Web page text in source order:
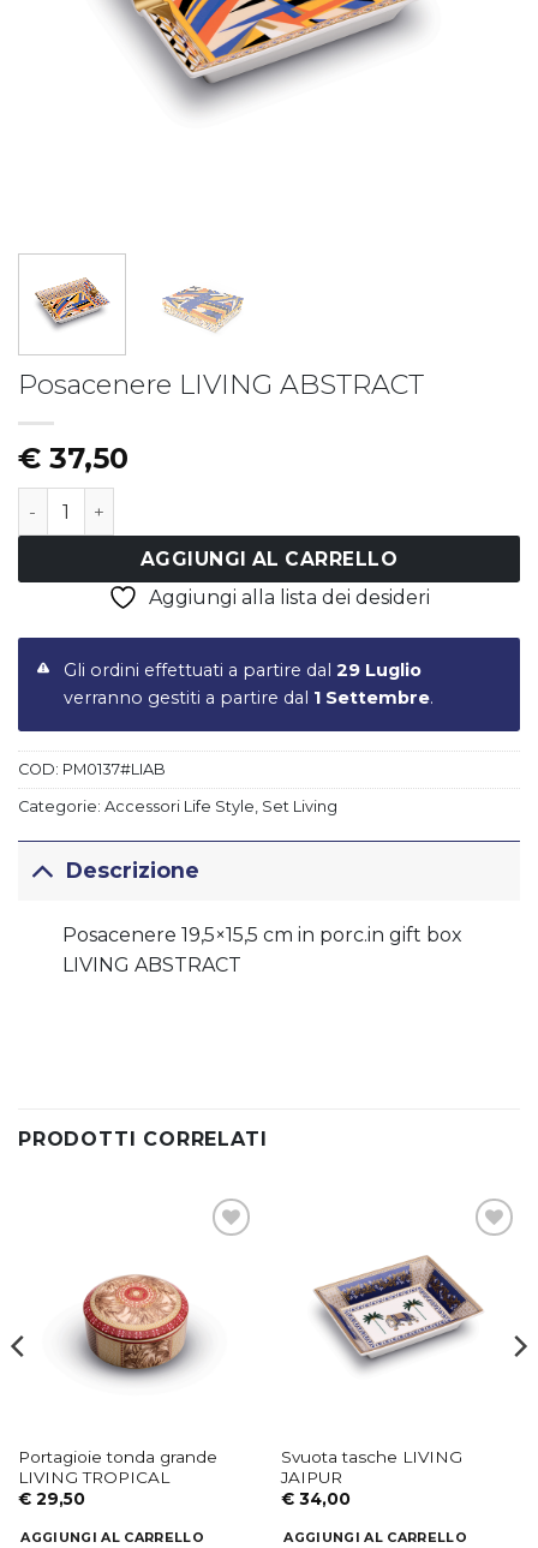
Piatto fondo LIBERTY
19,50
Posacenere LIVING ABSTRACT
€ 37,50
Posacenere LIVING ABSTRACT quantità
AGGIUNGI AL CARRELLO
Aggiungi alla lista dei desideri
Gli ordini effettuati a partire dal 29 Luglio
verranno gestiti a partire dal 1 Settembre.
COD: PM0137#LIAB
Categorie: Accessori Life Style Set Living
Descrizione
Posacenere 19,5×15,5 cm in porc.in gift box
LIVING ABSTRACT
PRODOTTI CORRELATI
Portagioie tonda grande
LIVING TROPICAL
€29,50
AGGIUNGI AL CARRELLO
desideri
Svuota tasche LIVING
JAIPUR
€34,00
AGGIUNGI AL CARRELLO